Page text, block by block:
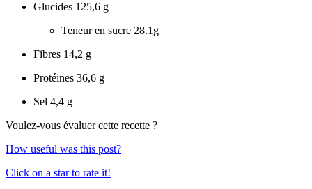
Glucides 125,6 g
Teneur en sucre 28.1g
Fibres 14,2 g
Protéines 36,6 g
Sel 4,4 g
Voulez-vous évaluer cette recette ?
How useful was this post?
Click on a star to rate it!